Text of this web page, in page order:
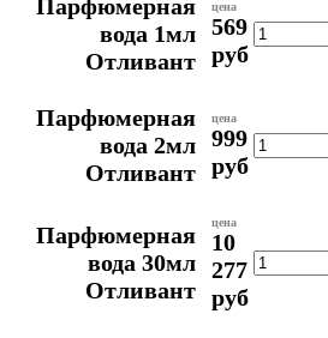
Парфюмерная
вода 1мл
Отливант
цена
569
руб
Парфюмерная
вода 2мл
Отливант
цена
999
руб
Парфюмерная
вода 30мл
Отливант
цена
10
277
руб